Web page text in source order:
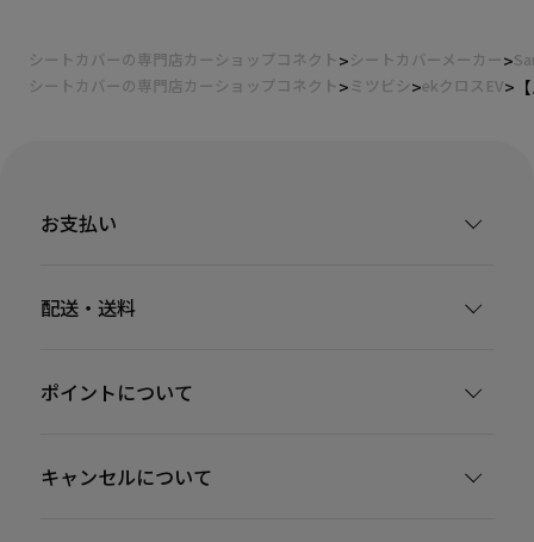
シートカバーの専門店カーショップコネクト シートカバーメーカー
シートカバーの専門店カーショップコネクト
ミツビシ ekクロスEV
お支払い
配送・送料
ポイントについて
キャンセルについて